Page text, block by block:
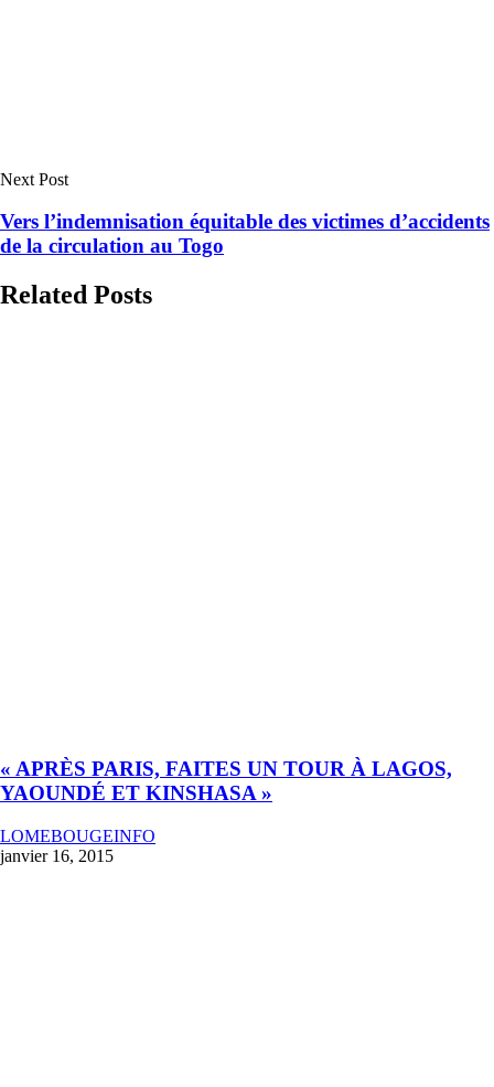
Next Post
Vers l’indemnisation équitable des victimes d’accidents
de la circulation au Togo
Related Posts
« APRÈS PARIS, FAITES UN TOUR À LAGOS,
YAOUNDÉ ET KINSHASA »
LOMEBOUGEINFO
janvier 16, 2015